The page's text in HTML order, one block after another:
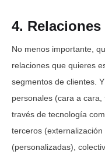
4.
No menos importante,
relaciones que quieres
segmentos de clientes.
personales (cara a
través de tecnología
terceros
(personalizadas),